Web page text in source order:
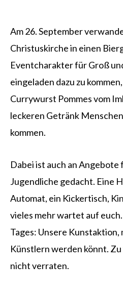
Am 26. September
Christuskirche in einen
Eventcharakter für Groß
eingeladen dazu zu
Currywurst Pommes vom
leckeren Getränk
kommen.
Dabei ist auch an Angebote
Jugendliche gedacht. Eine
Automat, ein Kickertisch,
vieles mehr wartet auf
Tages: Unsere Kunstaktion,
Künstlern werden könnt.
nicht verraten.